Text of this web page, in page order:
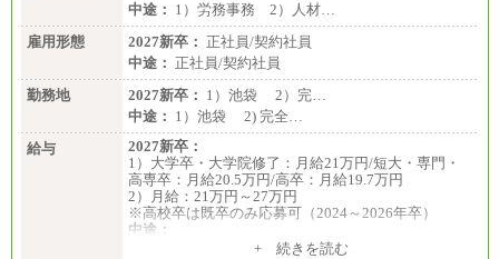
中途： 1）労務事務 2）人材…
雇用形態
2027新卒： 正社員/契約社員
中途： 正社員/契約社員
勤務地
2027新卒： 1）池袋 2）完…
中途： 1）池袋 2) 完全…
給与
2027新卒：
1）大学卒・大学院修了：月給21万円/短大・専門・
高専卒：月給20.5万円/高卒：月給19.7万円
2）月給：21万円～27万円
※高校卒は既卒のみ応募可（2024～2026年卒）
中途：
1）月給：21万円～25万円+ 続きを読む